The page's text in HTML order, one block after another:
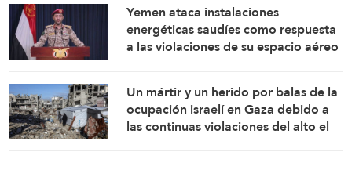
Yemen ataca instalaciones
energéticas saudíes como respuesta
a las violaciones de su espacio aéreo
Un mártir y un herido por balas de la
ocupación israelí en Gaza debido a
las continuas violaciones del alto el